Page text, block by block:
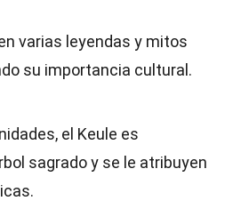
varias leyendas y mitos
su importancia cultural.
el Keule es
sagrado y se le atribuyen